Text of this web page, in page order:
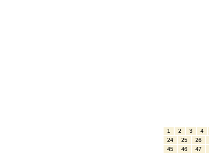
1 2 3 4
24
25 26
45
46 47